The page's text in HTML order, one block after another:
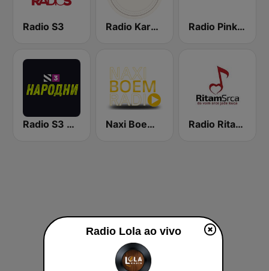
Radio S3 Radio Karolina Radio Pink 91.3 FM
Radio S3 Narodni Naxi Boem Radio Radio Ritam Srca
Radio Lola ao vivo